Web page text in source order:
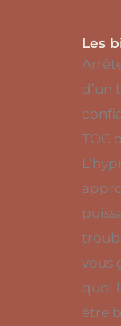
Les
d’un
TOC
vous
quoi
être